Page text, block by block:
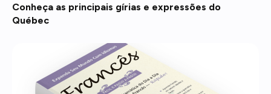
Conheça as principais gírias e expressões do
Québec